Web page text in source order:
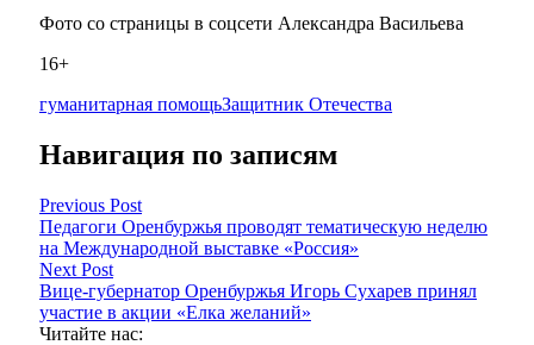
Фото со страницы в соцсети Александра Васильева
16+
гуманитарная помощьЗащитник Отечества
Навигация по записям
Previous Post
Педагоги Оренбуржья проводят тематическую неделю
на Международной выставке «Россия»
Next Post
Вице-губернатор Оренбуржья Игорь Сухарев принял
участие в акции «Елка желаний»
Читайте нас: